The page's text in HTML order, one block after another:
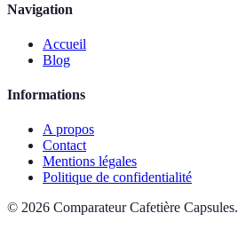
Navigation
Accueil
Blog
Informations
A propos
Contact
Mentions légales
Politique de confidentialité
© 2026 Comparateur Cafetière Capsules.